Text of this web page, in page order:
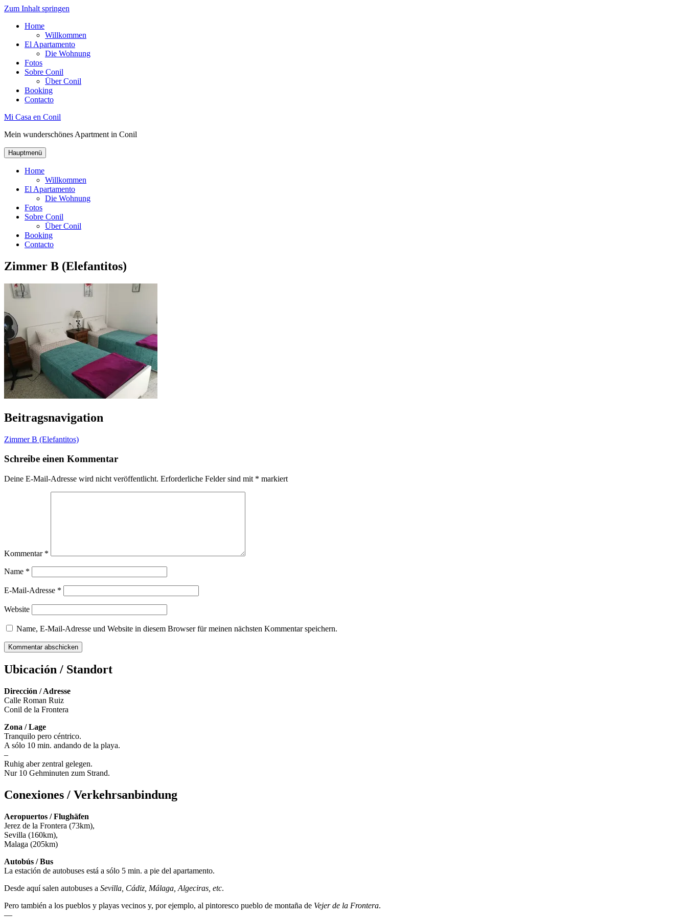
Zum Inhalt springen
Home
Willkommen
El Apartamento
Die Wohnung
Fotos
Sobre Conil
Über Conil
Booking
Contacto
Mi Casa en Conil
Mein wunderschönes Apartment in Conil
Hauptmenü
Home
Willkommen
El Apartamento
Die Wohnung
Fotos
Sobre Conil
Über Conil
Booking
Contacto
Zimmer B (Elefantitos)
Beitragsnavigation
Zimmer B (Elefantitos)
Schreibe einen Kommentar
Deine E-Mail-Adresse wird nicht veröffentlicht. Erforderliche Felder sind mit * markiert
Kommentar *
Name *
E-Mail-Adresse *
Website
Name, E-Mail-Adresse und Website in diesem Browser für meinen nächsten Kommentar speichern.
Ubicación / Standort
Dirección / Adresse
Calle Roman Ruiz
Conil de la Frontera
Zona / Lage
Tranquilo pero céntrico.
A sólo 10 min. andando de la playa.
–
Ruhig aber zentral gelegen.
Nur 10 Gehminuten zum Strand.
Conexiones / Verkehrsanbindung
Aeropuertos / Flughäfen
Jerez de la Frontera (73km),
Sevilla (160km),
Malaga (205km)
Autobús / Bus
La estación de autobuses está a sólo 5 min. a pie del apartamento.
Desde aquí salen autobuses a Sevilla, Cádiz, Málaga, Algeciras, etc.
Pero también a los pueblos y playas vecinos y, por ejemplo, al pintoresco pueblo de montaña de Vejer de la Frontera.
—